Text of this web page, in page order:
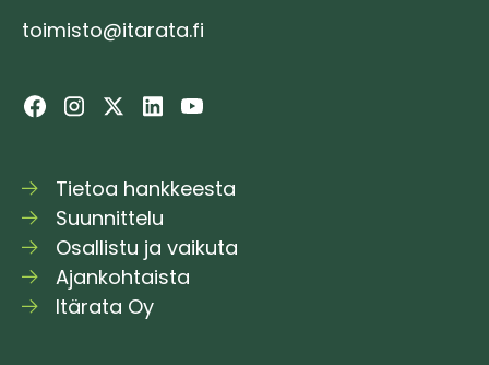
toimisto@itarata.fi
Tietoa hankkeesta
Suunnittelu
Osallistu ja vaikuta
Ajankohtaista
Itärata Oy